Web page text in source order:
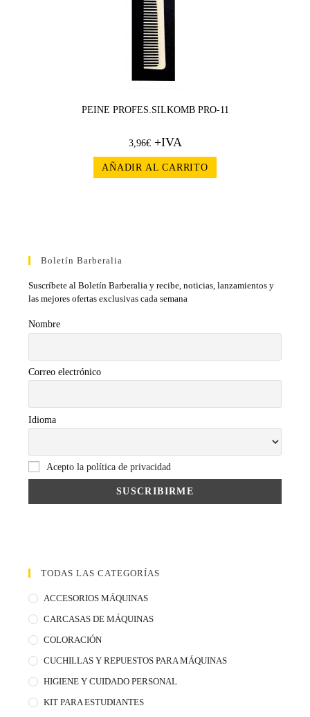
Boletín Barberalia
Suscríbete al Boletín Barberalia y recibe, noticias, lanzamientos y
las mejores ofertas exclusivas cada semana
Nombre
Correo electrónico
Idioma
Acepto la política de privacidad
TODAS LAS CATEGORÍAS
ACCESORIOS MÁQUINAS
CARCASAS DE MÁQUINAS
COLORACIÓN
CUCHILLAS Y REPUESTOS PARA MÁQUINAS
HIGIENE Y CUIDADO PERSONAL
KIT PARA ESTUDIANTES
PEINE PROFES.SILKOMB PRO-11
3,96€+IVA
AÑADIR AL CARRITO